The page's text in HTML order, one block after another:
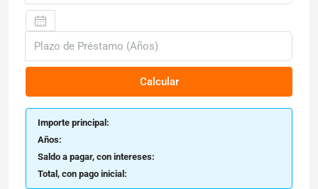
Calcular
Importe principal:
Años:
Saldo a pagar, con intereses:
Total, con pago inicial: